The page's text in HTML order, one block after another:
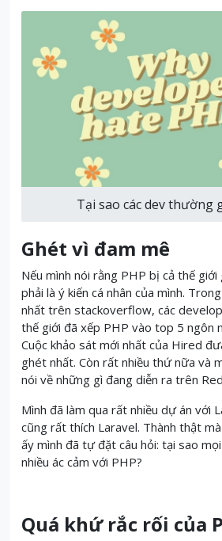
Tại sao các dev thường
Ghét vì đam mê
Nếu mình nói rằng PHP bị cả thế
phải là ý kiến cá nhân của mình.
nhất trên stackoverflow, các
thế giới đã xếp PHP vào top 5 ngôn
Cuộc khảo sát mới nhất của Hired
ghét nhất. Còn rất nhiều thứ nữa và
nói về những gì đang diễn ra trên
Mình đã làm qua rất nhiều dự án với
cũng rất thích Laravel. Thành thật
ấy mình đã tự đặt câu hỏi: tại sao
nhiều ác cảm với PHP?
Quá khứ rắc rối của